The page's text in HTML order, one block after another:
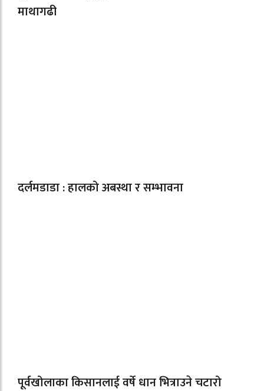
माथागढी
दर्लमडाडा : हालको अबस्था र सम्भावना
पूर्वखोलाका किसानलाई वर्षे धान भित्राउने चटारो